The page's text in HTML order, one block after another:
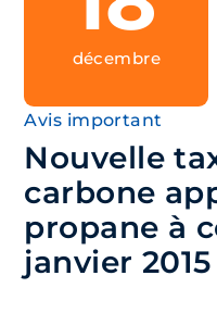
décembre
Avis important
Nouvelle
carbone
propane à
janvier 2015